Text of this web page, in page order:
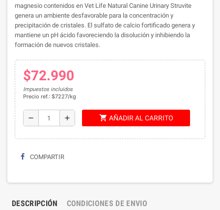
magnesio contenidos en Vet Life Natural Canine Urinary Struvite
genera un ambiente desfavorable para la concentración y
precipitación de cristales. El sulfato de calcio fortificado genera y
mantiene un pH ácido favoreciendo la disolución y inhibiendo la
formación de nuevos cristales.
$72.990
Impuestos incluidos
Precio ref.: $7227/kg
remove add shopping_cart AÑADIR AL CARRITO
COMPARTIR
DESCRIPCIÓN CONDICIONES DE ENVIO